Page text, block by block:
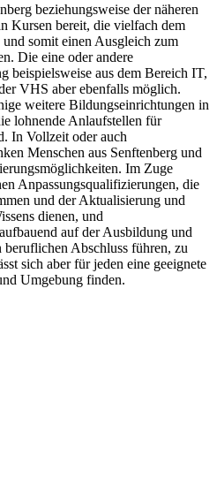
beziehungsweise der näheren
Kursen bereit, die vielfach dem
somit einen Ausgleich zum
Die eine oder andere
beispielsweise aus dem Bereich IT,
VHS aber ebenfalls möglich.
weitere Bildungseinrichtungen in
lohnende Anlaufstellen für
In Vollzeit oder auch
Menschen aus Senftenberg und
Im Zuge
Anpassungsqualifizierungen, die
und der Aktualisierung und
dienen, und
auf der Ausbildung und
Abschluss führen, zu
sich aber für jeden eine geeignete
Umgebung finden.